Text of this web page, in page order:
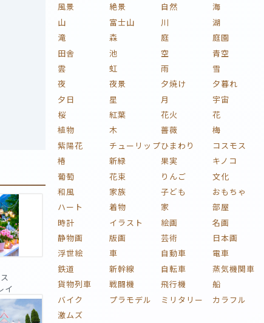
イ
風景
絶景 自然
海
山
富士山 川
湖
滝
森 庭
庭園
田舎
池 空
青空
雲
虹 雨
雪
夜
夜景 夕焼け
夕暮れ
夕日
星 月
宇宙
桜
紅葉 花火
花
植物
木 薔薇
梅
紫陽花
チューリップひまわり
コスモス
椿
新緑 果実
キノコ
葡萄
花束 りんご
文化
和風
家族 子ども
おもちゃ
ハート
着物 家
部屋
時計
イラスト 絵画
名画
静物画
版画 芸術
日本画
浮世絵
車 自動車
電車
鉄道
新幹線 自転車
蒸気機関車
貨物列車
戦闘機 飛行機
船
バイク
プラモデル ミリタリー
カラフル
激ムズ